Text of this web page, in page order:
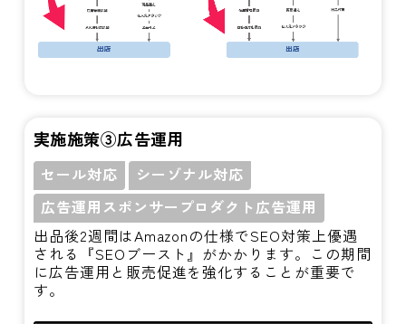
実施施策③広告運用
セール対応
シーゾナル対応
広告運用スポンサープロダクト広告運用
出品後2週間はAmazonの仕様でSEO対策上優遇
される『SEOブースト』がかかります。この期間
に広告運用と販売促進を強化することが重要で
す。